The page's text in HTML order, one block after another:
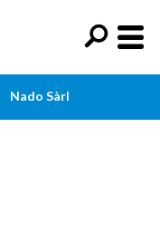
Nado Sàrl